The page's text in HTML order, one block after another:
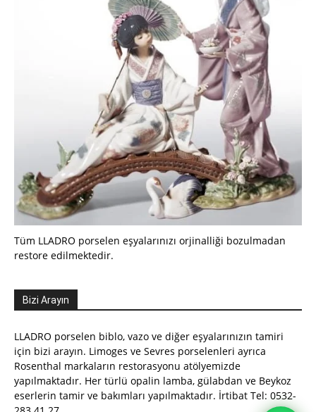
Tüm LLADRO porselen eşyalarınızı orjinalliği bozulmadan
restore edilmektedir.
Bizi Arayın
LLADRO porselen biblo, vazo ve diğer eşyalarınızın tamiri
için bizi arayın. Limoges ve Sevres porselenleri ayrıca
Rosenthal markaların restorasyonu atölyemizde
yapılmaktadır. Her türlü opalin lamba, gülabdan ve Beykoz
eserlerin tamir ve bakımları yapılmaktadır. İrtibat Tel: 0532-